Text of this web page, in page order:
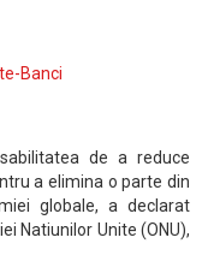
Banci
de a reduce
a elimina o parte din
globale, a declarat
Natiunilor Unite (ONU),